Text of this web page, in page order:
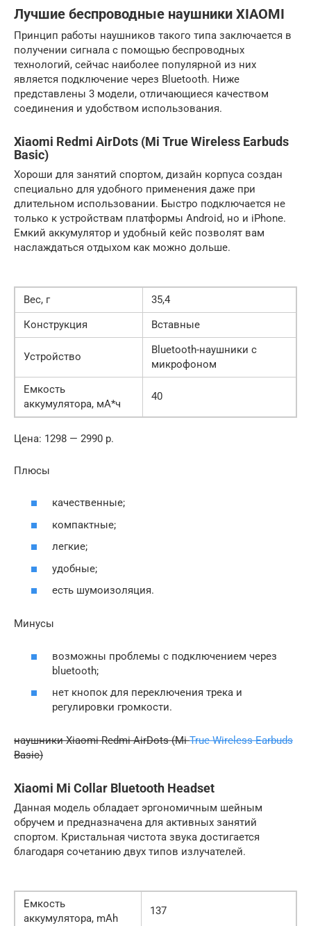
Лучшие беспроводные наушники XIAOMI
Принцип работы наушников такого типа заключается в
получении сигнала с помощью беспроводных
технологий, сейчас наиболее популярной из них
является подключение через Bluetooth. Ниже
представлены 3 модели, отличающиеся качеством
соединения и удобством использования.
Xiaomi Redmi AirDots (Mi True Wireless Earbuds
Basic)
Хороши для занятий спортом, дизайн корпуса создан
специально для удобного применения даже при
длительном использовании. Быстро подключается не
только к устройствам платформы Android, но и iPhone.
Емкий аккумулятор и удобный кейс позволят вам
наслаждаться отдыхом как можно дольше.
Вес, г
35,4
Конструкция
Вставные
Устройство
Bluetooth-наушники с
микрофоном
Емкость
аккумулятора, мА*ч
40
Цена: 1298 — 2990 р.
Плюсы
качественные;
компактные;
легкие;
удобные;
есть шумоизоляция.
Минусы
возможны проблемы с подключением через
bluetooth;
нет кнопок для переключения трека и
регулировки громкости.
наушники Xiaomi Redmi AirDots (MiTrue Wireless Earbuds
Basic)
Xiaomi Mi Collar Bluetooth Headset
Данная модель обладает эргономичным шейным
обручем и предназначена для активных занятий
спортом. Кристальная чистота звука достигается
благодаря сочетанию двух типов излучателей.
Емкость
аккумулятора, mAh
137